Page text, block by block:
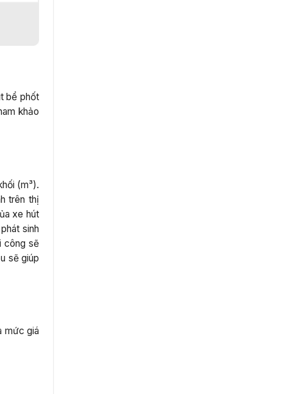
bể phốt
khảo
(m³).
trên thị
xe hút
sinh
công sẽ
sẽ giúp
mức giá